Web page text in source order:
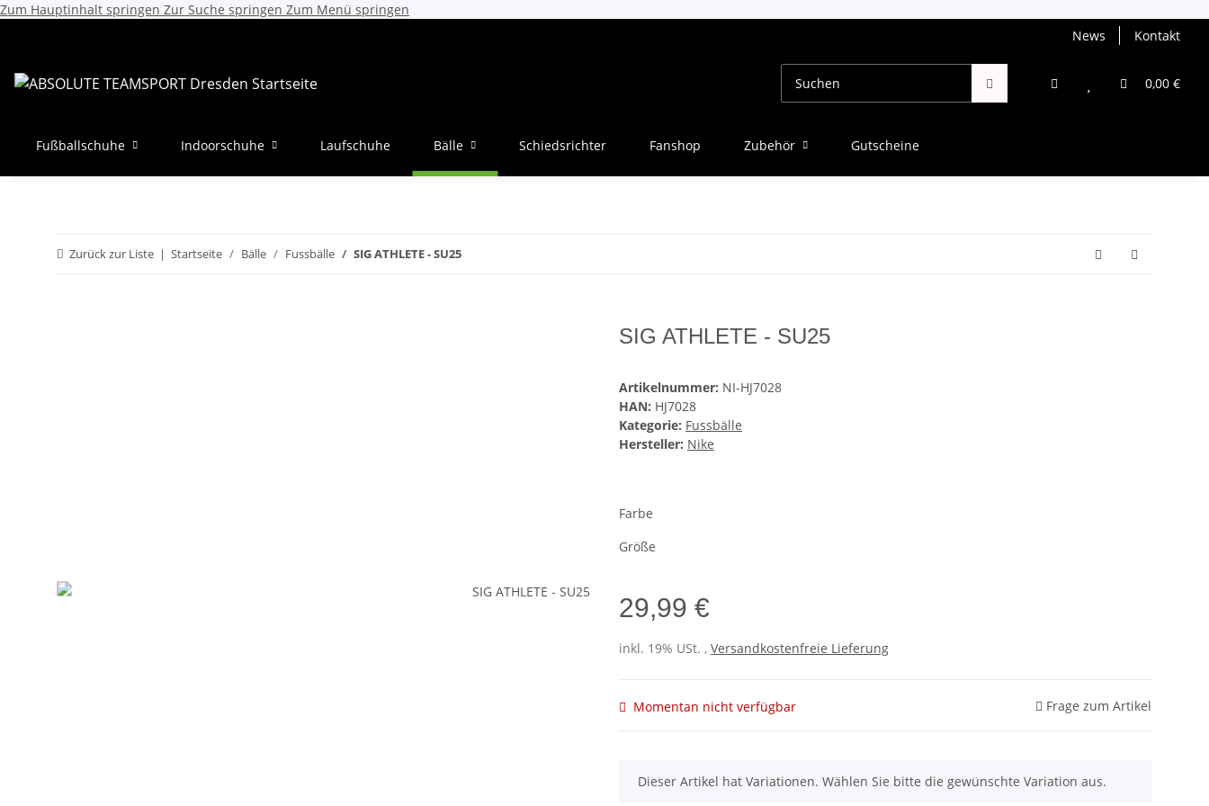
Zum Hauptinhalt springen Zur Suche springen Zum Menü springen
News
Kontakt
0,00 €
Fußballschuhe Indoorschuhe Laufschuhe Bälle Schiedsrichter Fanshop Zubehör Gutscheine
Zurück zur Liste Startseite Bälle Fussbälle SIG ATHLETE - SU25
SIG ATHLETE - SU25
Artikelnummer: NI-HJ7028
HAN: HJ7028
Kategorie: Fussbälle
Hersteller: Nike
Farbe
Größe
29,99 €
inkl. 19% USt. , Versandkostenfreie Lieferung
Momentan nicht verfügbar Frage zum Artikel
x
Dieser Artikel hat Variationen. Wählen Sie bitte die gewünschte Variation aus.